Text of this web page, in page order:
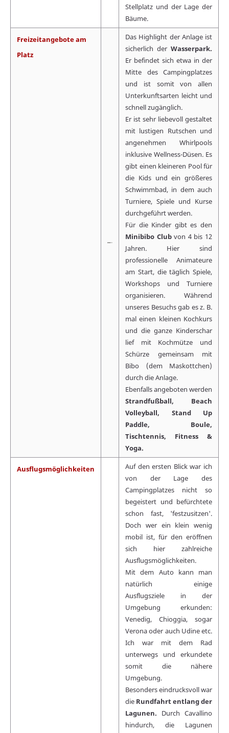
Stellplatz und der Lage der
Bäume.
Freizeitangebote am
Platz
Das Highlight der Anlage ist
sicherlich der Wasserpark.
Er befindet sich etwa in der
Mitte des Campingplatzes
und ist somit von allen
Unterkunftsarten leicht und
schnell zugänglich.
Er ist sehr liebevoll gestaltet
mit lustigen Rutschen und
angenehmen Whirlpools
inklusive Wellness-Düsen. Es
gibt einen kleineren Pool für
die Kids und ein größeres
Schwimmbad, in dem auch
Turniere, Spiele und Kurse
durchgeführt werden.
Für die Kinder gibt es den
Minibibo Clubvon 4 bis 12
Jahren. Hier sind
professionelle Animateure
am Start, die täglich Spiele,
Workshops und Turniere
organisieren. Während
unseres Besuchs gab es z. B.
mal einen kleinen Kochkurs
und die ganze Kinderschar
lief mit Kochmütze und
Schürze gemeinsam mit
Bibo (dem Maskottchen)
durch die Anlage.
Ebenfalls angeboten werden
Strandfußball, Beach
Volleyball, Stand Up
Paddle, Boule,
Tischtennis, Fitness &
Yoga.
Ausflugsmöglichkeiten
Auf den ersten Blick war ich
von der Lage des
Campingplatzes nicht so
begeistert und befürchtete
schon fast, 'festzusitzen'.
Doch wer ein klein wenig
mobil ist, für den eröffnen
sich hier zahlreiche
Ausflugsmöglichkeiten.
Mit dem Auto kann man
natürlich einige
Ausflugsziele in der
Umgebung erkunden:
Venedig, Chioggia, sogar
Verona oder auch Udine etc.
Ich war mit dem Rad
unterwegs und erkundete
somit die nähere
Umgebung.
Besonders eindrucksvoll war
die Rundfahrt entlang der
Lagunen. Durch Cavallino
hindurch, die Lagunen